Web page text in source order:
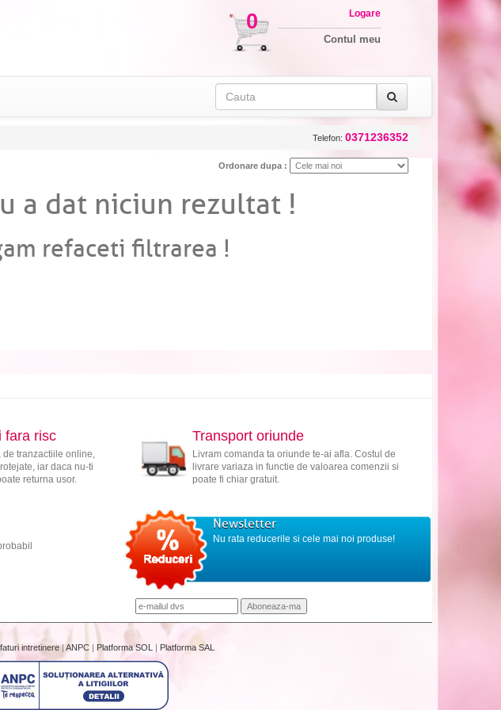
0 Logare
Contul meu
Telefon: 0371236352
Ordonare dupa :
a dat niciun rezultat !
refaceti filtrarea !
fara risc
tranzactiile online,
iar daca nu-ti
returna usor.
Transport oriunde
Livram comanda ta oriunde te-ai afla. Costul de
livrare variaza in functie de valoarea comenzii si
poate fi chiar gratuit.
Newsletter
Nu rata reducerile si cele mai noi produse!
intretinere|ANPC | Platforma SOL | Platforma SAL